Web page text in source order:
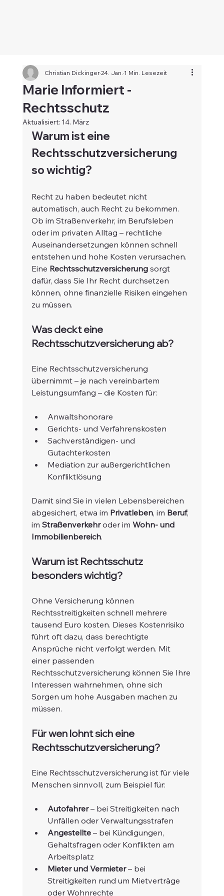
Marie Informiert -
Rechtsschutz
Christian Dickinger24. Jan. 1 Min. Lesezeit
Aktualisiert: 14. März
Warum ist eine
Rechtsschutzversicherung
so wichtig?
Recht zu haben bedeutet nicht
automatisch, auch Recht zu bekommen.
Ob im Straßenverkehr, im Berufsleben
oder im privaten Alltag – rechtliche
Auseinandersetzungen können schnell
entstehen und hohe Kosten verursachen.
Eine Rechtsschutzversicherung sorgt
dafür, dass Sie Ihr Recht durchsetzen
können, ohne finanzielle Risiken eingehen
zu müssen.
Was deckt eine
Rechtsschutzversicherung ab?
Eine Rechtsschutzversicherung
übernimmt – je nach vereinbartem
Leistungsumfang – die Kosten für:
Anwaltshonorare
Gerichts- und Verfahrenskosten
Sachverständigen- und
Gutachterkosten
Mediation zur außergerichtlichen
Konfliktlösung
Damit sind Sie in vielen Lebensbereichen
abgesichert, etwa im Privatleben, im Beruf,
im Straßenverkehr oder im Wohn- und
Immobilienbereich.
Warum ist Rechtsschutz
besonders wichtig?
Ohne Versicherung können
Rechtsstreitigkeiten schnell mehrere
tausend Euro kosten. Dieses Kostenrisiko
führt oft dazu, dass berechtigte
Ansprüche nicht verfolgt werden. Mit
einer passenden
Rechtsschutzversicherung können Sie Ihre
Interessen wahrnehmen, ohne sich
Sorgen um hohe Ausgaben machen zu
müssen.
Für wen lohnt sich eine
Rechtsschutzversicherung?
Eine Rechtsschutzversicherung ist für viele
Menschen sinnvoll, zum Beispiel für:
Autofahrer – bei Streitigkeiten nach
Unfällen oder Verwaltungsstrafen
Angestellte – bei Kündigungen,
Gehaltsfragen oder Konflikten am
Arbeitsplatz
Mieter und Vermieter – bei
Streitigkeiten rund um Mietverträge
oder Wohnrechte